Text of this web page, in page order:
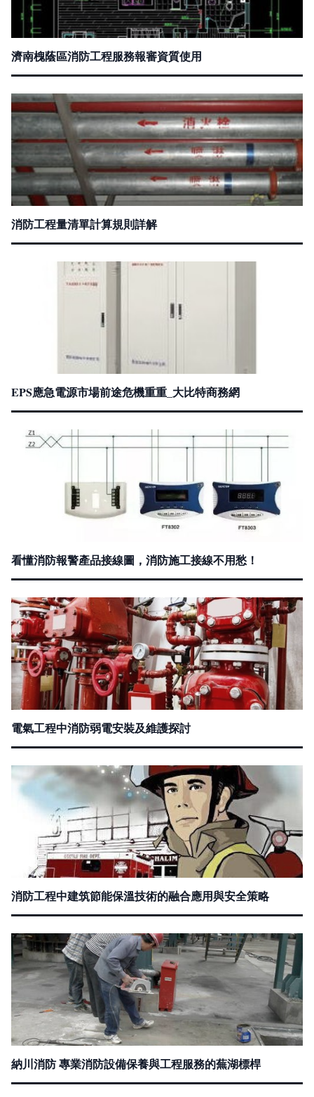
濟南槐蔭區消防工程服務報審資質使用
消防工程量清單計算規則詳解
EPS應急電源市場前途危機重重_大比特商務網
看懂消防報警產品接線圖，消防施工接線不用愁！
電氣工程中消防弱電安裝及維護探討
消防工程中建筑節能保溫技術的融合應用與安全策略
納川消防 專業消防設備保養與工程服務的蕪湖標桿